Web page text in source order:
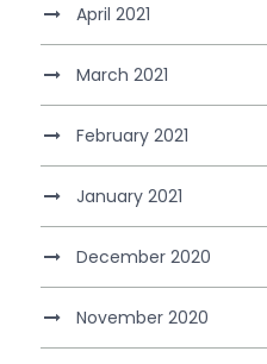
April 2021
March 2021
February 2021
January 2021
December 2020
November 2020